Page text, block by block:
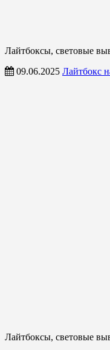
Лайтбоксы, световые
09.06.2025 Лайтбокс
Лайтбоксы, световые